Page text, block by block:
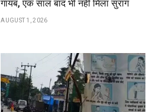
गायब, एक साल बाद भी नहीं मिला सुराग
AUGUST 1, 2026